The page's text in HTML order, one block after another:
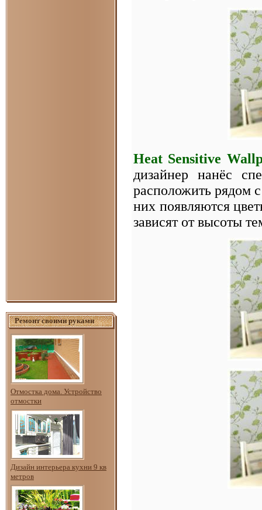
Ремонт своими руками
Отмостка дома. Устройство
отмостки
Дизайн интерьера кухни 9 кв
метров
Heat Sensitive
дизайнер нанёс
расположить рядом
них появляются
зависят от высоты